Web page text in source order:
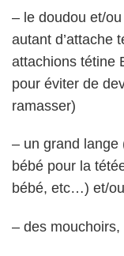
– le doudou et/
autant d’attache
attachions tétine
pour éviter de
ramasser)
– un grand lange
bébé pour la
bébé, etc…) et/
– des